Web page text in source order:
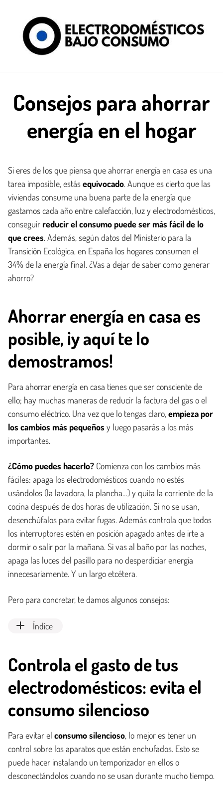
contenido
Consejos para ahorrar
energía en el hogar
Si eres de los que piensa que ahorrar energía en casa es una
tarea imposible, estásequivocado. Aunque es cierto que las
viviendas consume una buena parte de la energía que
gastamos cada año entre calefacción, luz y electrodomésticos,
conseguirreducir el consumo puede ser más fácil de lo
que crees. Además, según datos del Ministerio para la
Transición Ecológica, en España los hogares consumen el
34% de la energía final. ¿Vas a dejar de saber como generar
ahorro?
Ahorrar energía en casa es
posible, ¡y aquí te lo
demostramos!
Para ahorrar energía en casa tienes que ser consciente de
ello; hay muchas maneras de reducir la factura del gas o el
consumo eléctrico. Una vez que lo tengas claro, empieza por
los cambios más pequeños y luego pasarás a los más
importantes.
¿Cómo puedes hacerlo? Comienza con los cambios más
fáciles: apaga los electrodomésticos cuando no estés
usándolos (la lavadora, la plancha…) y quita la corriente de la
cocina después de dos horas de utilización. Si no se usan,
desenchúfalos para evitar fugas. Además controla que todos
los interruptores estén en posición apagado antes de irte a
dormir o salir por la mañana. Si vas al baño por las noches,
apaga las luces del pasillo para no desperdiciar energía
innecesariamente. Y un largo etcétera.
Pero para concretar, te damos algunos consejos:
Índice
Controla el gasto de tus
electrodomésticos: evita el
consumo silencioso
Para evitar el consumo silencioso, lo mejor es tener un
control sobre los aparatos que están enchufados. Esto se
puede hacer instalando un temporizador en ellos o
desconectándolos cuando no se usan durante mucho tiempo.